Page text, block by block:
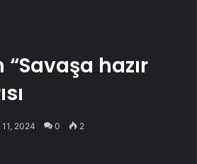
“Savaşa hazır
2024 0 2